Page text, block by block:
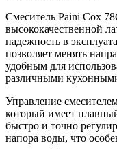
Смеситель Paini Cox
высококачественной
надежность в
позволяет менять
удобным для
различными
Управление
который имеет
быстро и точно
напора воды, что